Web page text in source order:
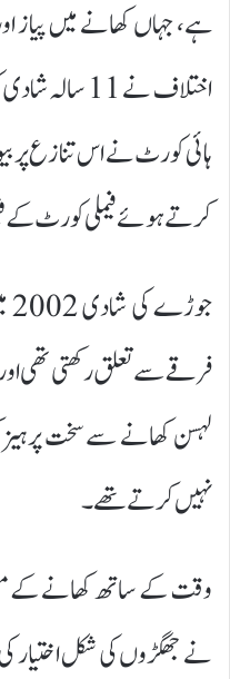
ہے، جہاں کھانے میں پیاز
اختلاف نے 11
ہائی کورٹ نے اس تنازع پر
کرتے ہوئے فیملی کورٹ کے
فرقے سے تعلق رکھتی تھی اور
لہسن کھانے سے سخت پرہیز
نہیں کرتے تھے۔
وقت کے ساتھ کھانے کے
نے جھگڑوں کی شکل اختیار